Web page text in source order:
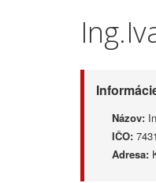
Názov:
IČO:
Adresa: